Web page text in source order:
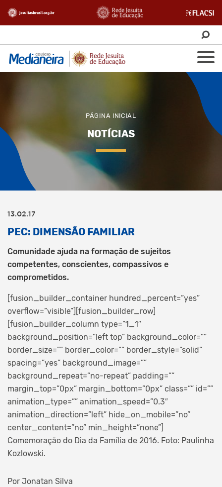
PÁGINA INICIAL
NOTÍCIAS
13.02.17
PEC: DIMENSÃO FAMILIAR
Comunidade ajuda na formação de sujeitos
competentes, conscientes, compassivos e
comprometidos.
[fusion_builder_container hundred_percent=”yes”
overflow=”visible”][fusion_builder_row]
[fusion_builder_column type=”1_1″
background_position=”left top” background_color=””
border_size=”” border_color=”” border_style=”solid”
spacing=”yes” background_image=””
background_repeat=”no-repeat” padding=””
margin_top=”0px” margin_bottom=”0px” class=”” id=””
animation_type=”” animation_speed=”0.3″
animation_direction=”left” hide_on_mobile=”no”
center_content=”no” min_height=”none”]
Comemoração do Dia da Família de 2016. Foto: Paulinha
Kozlowski.
Por Jonatan Silva